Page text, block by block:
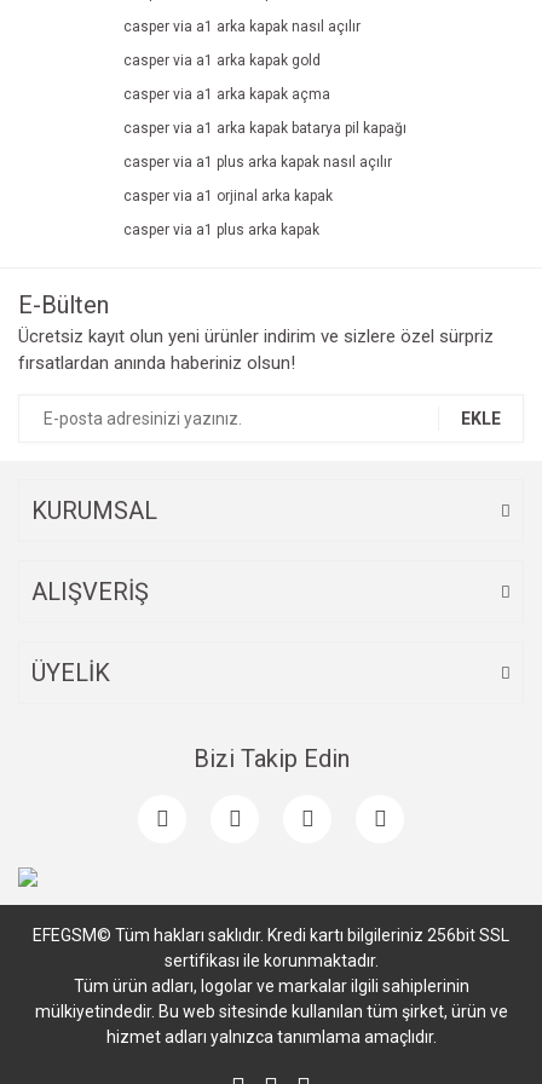
Yorum Yaz
Gönder
casper via a1 arka kapak nasıl açılır
casper via a1 arka kapak gold
casper via a1 arka kapak açma
casper via a1 arka kapak batarya pil kapağı
casper via a1 plus arka kapak nasıl açılır
casper via a1 orjinal arka kapak
casper via a1 plus arka kapak
E-Bülten
Ücretsiz kayıt olun yeni ürünler indirim ve sizlere özel sürpriz
fırsatlardan anında haberiniz olsun!
EKLE
KURUMSAL
ALIŞVERİŞ
ÜYELİK
Bizi Takip Edin
EFEGSM© Tüm hakları saklıdır. Kredi kartı bilgileriniz 256bit SSL
sertifikası ile korunmaktadır.
Tüm ürün adları, logolar ve markalar ilgili sahiplerinin
mülkiyetindedir. Bu web sitesinde kullanılan tüm şirket, ürün ve
hizmet adları yalnızca tanımlama amaçlıdır.